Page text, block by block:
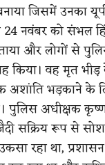
जिसमें उनका
24 नवंबर को संभल
और लोगों से
किया। वह मृत
अशांति भड़काने के
पुलिस अधीक्षक
सक्रिय रूप से
रहा था,